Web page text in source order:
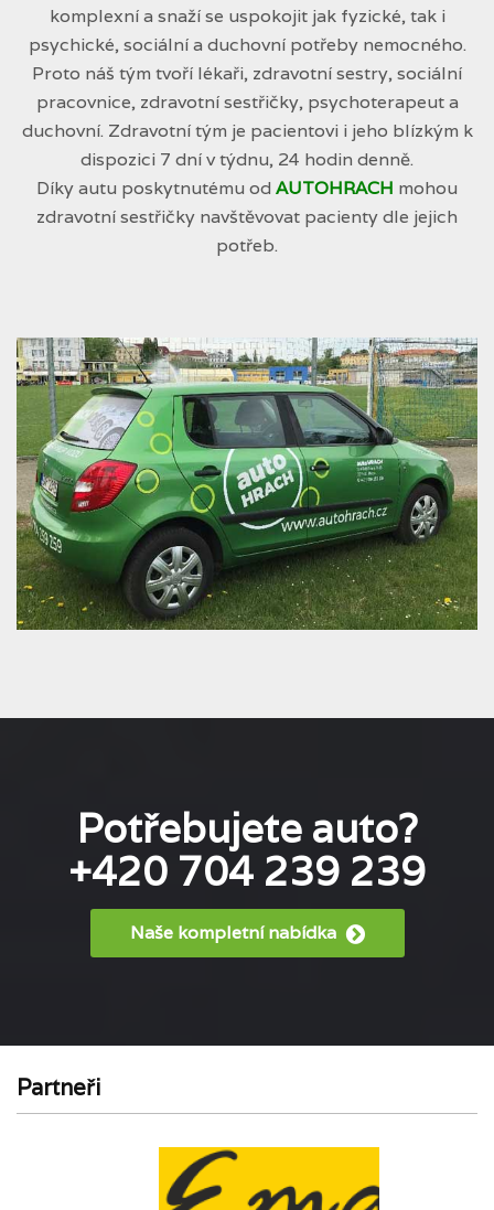
komplexní a snaží se uspokojit jak fyzické, tak i
psychické, sociální a duchovní potřeby nemocného.
Proto náš tým tvoří lékaři, zdravotní sestry, sociální
pracovnice, zdravotní sestřičky, psychoterapeut a
duchovní. Zdravotní tým je pacientovi i jeho blízkým k
dispozici 7 dní v týdnu, 24 hodin denně.
Díky autu poskytnutému od AUTOHRACH mohou
zdravotní sestřičky navštěvovat pacienty dle jejich
potřeb.
Potřebujete auto?
+420 704 239 239
Naše kompletní nabídka
Partneři